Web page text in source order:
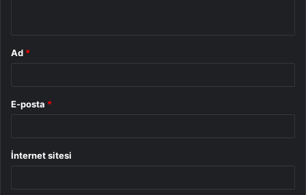
Ad *
E-posta *
İnternet sitesi